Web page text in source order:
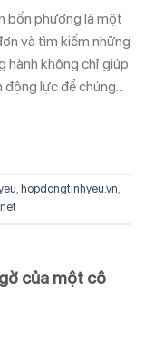
bốn phương là một
và tìm kiếm những
hành không chỉ giúp
động lực để chúng…
, hopdongtinhyeu.vn,
của một cô